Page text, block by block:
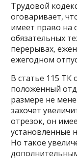
Трудовой
оговаривает,
имеет право на
обязательных
перерывах,
ежегодном
В статье 115 ТК
положенный
размере не
захочет
отрезок, он
установленные
Но такое